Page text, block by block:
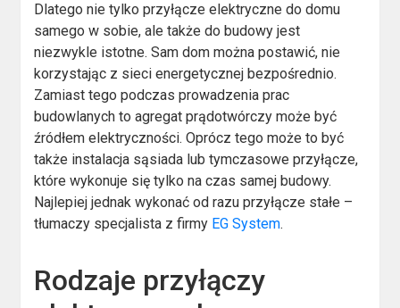
Dlatego nie tylko przyłącze elektryczne do domu
samego w sobie, ale także do budowy jest
niezwykle istotne. Sam dom można postawić, nie
korzystając z sieci energetycznej bezpośrednio.
Zamiast tego podczas prowadzenia prac
budowlanych to agregat prądotwórczy może być
źródłem elektryczności. Oprócz tego może to być
także instalacja sąsiada lub tymczasowe przyłącze,
które wykonuje się tylko na czas samej budowy.
Najlepiej jednak wykonać od razu przyłącze stałe –
tłumaczy specjalista z firmy EG System.
Rodzaje przyłączy